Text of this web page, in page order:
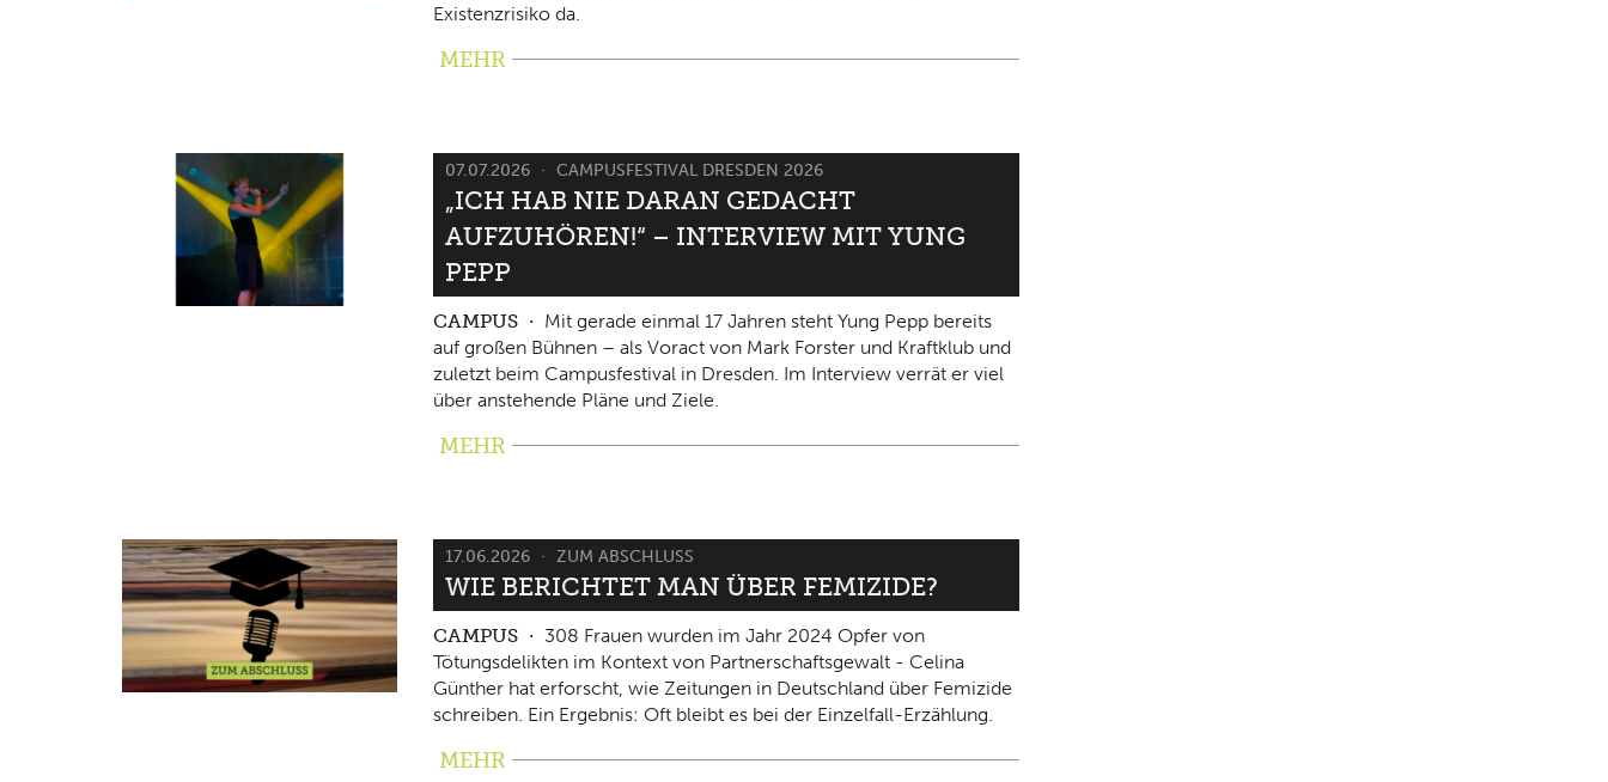
Existenzrisiko da.
MEHR
07.07.2026 CAMPUSFESTIVAL DRESDEN 2026
„ICH HAB NIE DARAN GEDACHT
AUFZUHÖREN!“ – INTERVIEW MIT YUNG
PEPP
CAMPUS
Mit gerade einmal 17 Jahren steht Yung Pepp bereits
auf großen Bühnen – als Voract von Mark Forster und Kraftklub und
zuletzt beim Campusfestival in Dresden. Im Interview verrät er viel
über anstehende Pläne und Ziele.
MEHR
17.06.2026 ZUM ABSCHLUSS
WIE BERICHTET MAN ÜBER FEMIZIDE?
CAMPUS
308 Frauen wurden im Jahr 2024 Opfer von
Tötungsdelikten im Kontext von Partnerschaftsgewalt - Celina
Günther hat erforscht, wie Zeitungen in Deutschland über Femizide
schreiben. Ein Ergebnis: Oft bleibt es bei der Einzelfall-Erzählung.
MEHR